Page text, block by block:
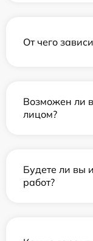
От чего
Возможен ли
лицом?
Будете ли вы
работ?